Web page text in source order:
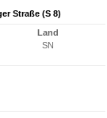
Straße (S 8)
Land
SN